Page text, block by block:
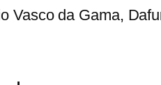
Vasco da Gama,